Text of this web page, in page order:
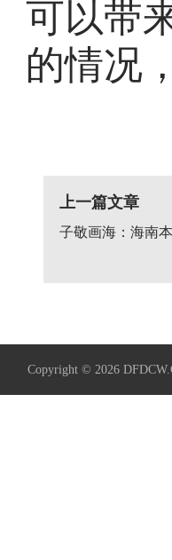
可以带
的情况
上一篇文章
子敬画海：海南
Copyright © 2026